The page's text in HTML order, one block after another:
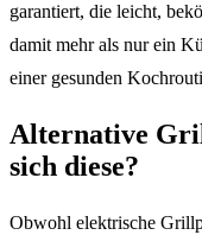
garantiert, die leicht,
damit mehr als nur ein
einer gesunden
Alternative
sich diese?
Obwohl elektrische